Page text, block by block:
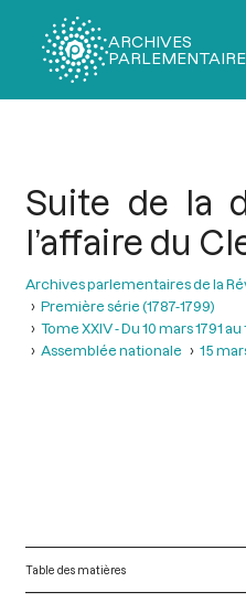
ARCHIVES
Suite de la
l’affaire du
Archives parlementaires de la
Première série (1787-1799)
Tome XXIV - Du 10 mars 1791 au
Assemblée nationale
15
Table des matières